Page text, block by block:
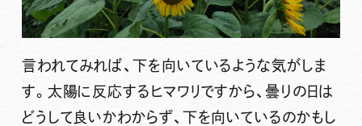
言われてみれば、下を向いているような気がしま
す。太陽に反応するヒマワリですから、曇りの日は
どうして良いかわからず、下を向いているのかもし